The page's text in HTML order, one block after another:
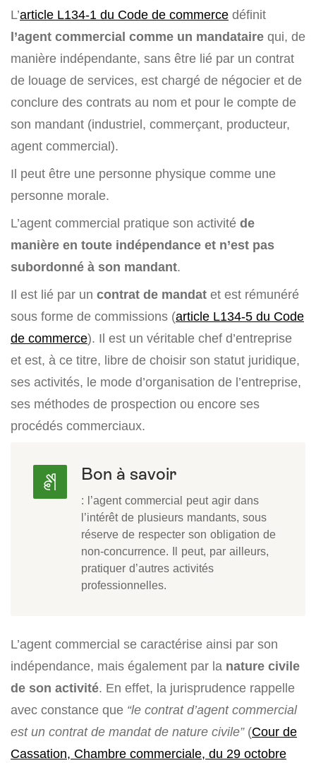
L’article L134-1 du Code de commerce définit
l’agent commercial comme un mandataire qui, de
manière indépendante, sans être lié par un contrat
de louage de services, est chargé de négocier et de
conclure des contrats au nom et pour le compte de
son mandant (industriel, commerçant, producteur,
agent commercial).
Il peut être une personne physique comme une
personne morale.
L’agent commercial pratique son activité de
manière en toute indépendance et n’est pas
subordonné à son mandant.
Il est lié par un contrat de mandat et est rémunéré
sous forme de commissions (article L134-5 du Code
de commerce). Il est un véritable chef d’entreprise
et est, à ce titre, libre de choisir son statut juridique,
ses activités, le mode d’organisation de l’entreprise,
ses méthodes de prospection ou encore ses
procédés commerciaux.
Bon à savoir
: l’agent commercial peut agir dans
l’intérêt de plusieurs mandants, sous
réserve de respecter son obligation de
non-concurrence. Il peut, par ailleurs,
pratiquer d’autres activités
professionnelles.
L’agent commercial se caractérise ainsi par son
indépendance, mais également par la nature civile
de son activité. En effet, la jurisprudence rappelle
avec constance que “le contrat d’agent commercial
est un contrat de mandat de nature civile”(Cour de
Cassation, Chambre commerciale, du 29 octobre